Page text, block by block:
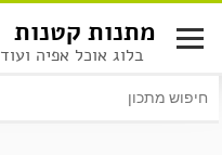
לתוכן
מתנות קטנות
בלוג אוכל אפיה ועוד